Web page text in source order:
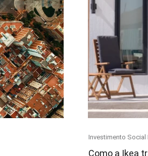
Category
Investimento Social
Como a Ikea